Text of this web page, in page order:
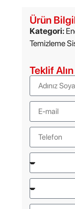
Ürün
Kategori:
Temizleme
Teklif Alın